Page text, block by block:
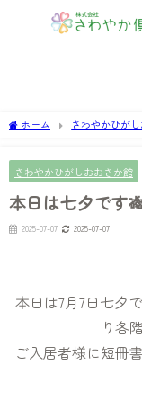
ホーム さわやかひが
さわやかひがしおおさか館
本日は七夕です
2025-07-07 2025-07-07
本日は7月7日七夕
り各
ご入居者様に短冊